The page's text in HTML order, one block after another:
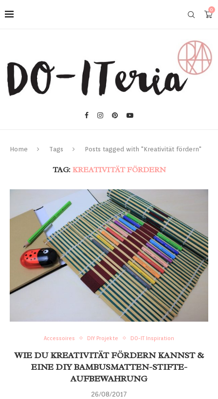
0
Home Tags Posts tagged with "Kreativität fördern"
TAG: KREATIVITÄT FÖRDERN
Accessoires DIY Projekte DO-IT Inspiration
WIE DU KREATIVITÄT FÖRDERN KANNST &
EINE DIY BAMBUSMATTEN-STIFTE-
AUFBEWAHRUNG
26/08/2017